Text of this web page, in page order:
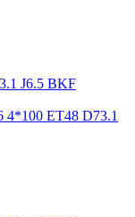
4*100 ET48 D73.1